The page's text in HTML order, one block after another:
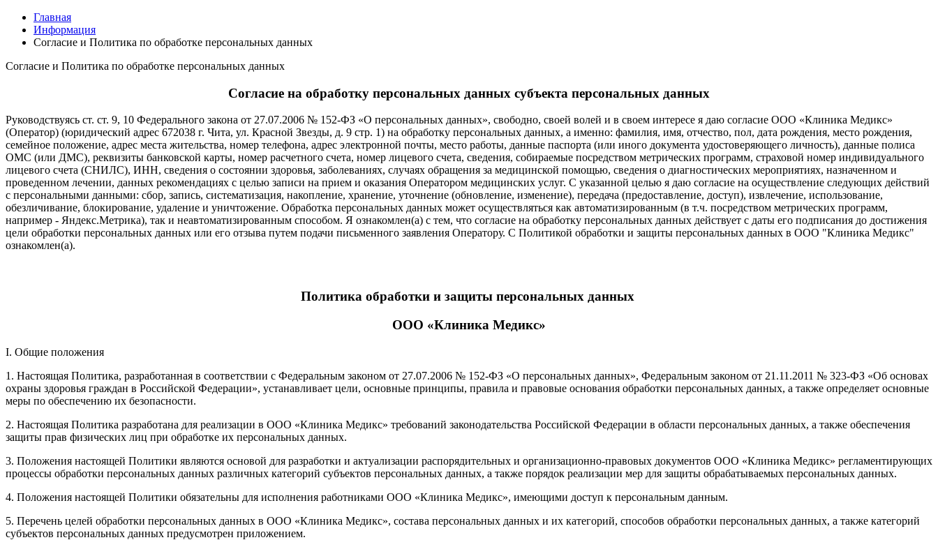
Главная
Информация
Согласие и Политика по обработке персональных данных
Согласие и Политика по обработке персональных данных
Согласие на обработку персональных данных субъекта персональных данных
Руководствуясь ст. ст. 9, 10 Федерального закона от 27.07.2006 № 152-ФЗ «О персональных данных», свободно, своей волей и в своем интересе я даю согласие ООО «Клиника Медикс»
(Оператор) (юридический адрес 672038 г. Чита, ул. Красной Звезды, д. 9 стр. 1) на обработку персональных данных, а именно: фамилия, имя, отчество, пол, дата рождения, место рождения,
семейное положение, адрес места жительства, номер телефона, адрес электронной почты, место работы, данные паспорта (или иного документа удостоверяющего личность), данные полиса
ОМС (или ДМС), реквизиты банковской карты, номер расчетного счета, номер лицевого счета, сведения, собираемые посредством метрических программ, страховой номер индивидуального
лицевого счета (СНИЛС), ИНН, сведения о состоянии здоровья, заболеваниях, случаях обращения за медицинской помощью, сведения о диагностических мероприятиях, назначенном и
проведенном лечении, данных рекомендациях с целью записи на прием и оказания Оператором медицинских услуг. С указанной целью я даю согласие на осуществление следующих действий
с персональными данными: сбор, запись, систематизация, накопление, хранение, уточнение (обновление, изменение), передача (предоставление, доступ), извлечение, использование,
обезличивание, блокирование, удаление и уничтожение. Обработка персональных данных может осуществляться как автоматизированным (в т.ч. посредством метрических программ,
например - Яндекс.Метрика), так и неавтоматизированным способом. Я ознакомлен(а) с тем, что согласие на обработку персональных данных действует с даты его подписания до достижения
цели обработки персональных данных или его отзыва путем подачи письменного заявления Оператору. С Политикой обработки и защиты персональных данных в ООО "Клиника Медикс"
ознакомлен(а).
Политика обработки и защиты персональных данных
ООО «Клиника Медикс»
I. Общие положения
1. Настоящая Политика, разработанная в соответствии с Федеральным законом от 27.07.2006 № 152-ФЗ «О персональных данных», Федеральным законом от 21.11.2011 № 323-ФЗ «Об основах
охраны здоровья граждан в Российской Федерации», устанавливает цели, основные принципы, правила и правовые основания обработки персональных данных, а также определяет основные
меры по обеспечению их безопасности.
2. Настоящая Политика разработана для реализации в ООО «Клиника Медикс» требований законодательства Российской Федерации в области персональных данных, а также обеспечения
защиты прав физических лиц при обработке их персональных данных.
3. Положения настоящей Политики являются основой для разработки и актуализации распорядительных и организационно-правовых документов ООО «Клиника Медикс» регламентирующих
процессы обработки персональных данных различных категорий субъектов персональных данных, а также порядок реализации мер для защиты обрабатываемых персональных данных.
4. Положения настоящей Политики обязательны для исполнения работниками ООО «Клиника Медикс», имеющими доступ к персональным данным.
5. Перечень целей обработки персональных данных в ООО «Клиника Медикс», состава персональных данных и их категорий, способов обработки персональных данных, а также категорий
субъектов персональных данных предусмотрен приложением.